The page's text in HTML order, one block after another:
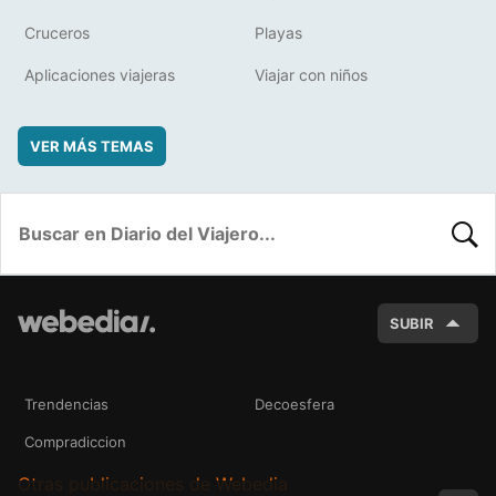
Cruceros Playas
Aplicaciones viajeras Viajar con niños
VER MÁS TEMAS
SUBIR
Trendencias Decoesfera
Compradiccion
Otras publicaciones de Webedia